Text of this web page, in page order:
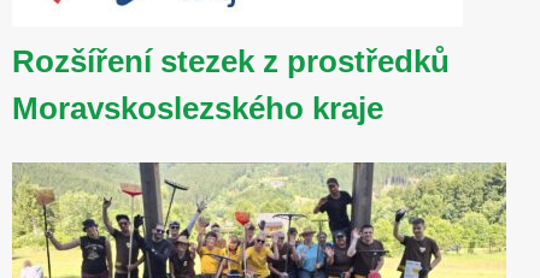
Rozšíření stezek z prostředků
Moravskoslezského kraje